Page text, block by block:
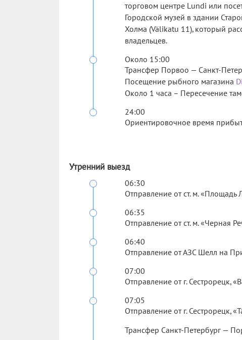
торговом центре Lundi или
Городской музей в здании
Холма (Välikatu 11), который
владельцев.
Около 15:00
Трансфер Порвоо — Санкт-
Посещение рыбного магазина
Около 1 часа – Пересечение
24:00
Ориентировочное время
Утренний выезд
06:30
Отправление от ст. м. «Площадь
06:35
Отправление от ст. м. «Черная
06:40
Отправление от АЗС Шелл на
07:00
Отправление от г. Сестрорецк,
07:05
Отправление от г. Сестрорецк,
Трансфер Санкт-Петербург —